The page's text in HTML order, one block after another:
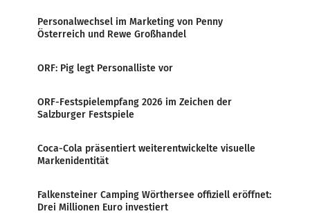
Personalwechsel im Marketing von Penny
Österreich und Rewe Großhandel
ORF: Pig legt Personalliste vor
ORF-Festspielempfang 2026 im Zeichen der
Salzburger Festspiele
Coca-Cola präsentiert weiterentwickelte visuelle
Markenidentität
Falkensteiner Camping Wörthersee offiziell eröffnet:
Drei Millionen Euro investiert